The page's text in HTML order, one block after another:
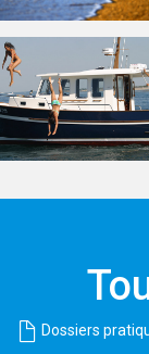
Dossiers